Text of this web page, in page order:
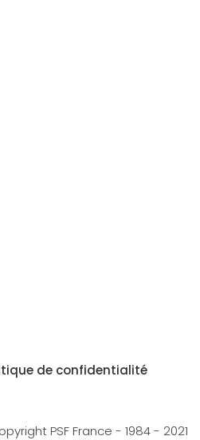
de confidentialité
PSF France - 1984 - 2021